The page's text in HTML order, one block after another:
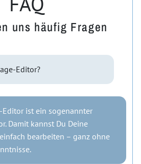
uns häufig Fragen
Editor?
Editor ist ein sogenannter
Damit kannst Du Deine
bearbeiten – ganz ohne